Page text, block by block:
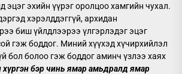
эцэг эхийн үүрэг оролцоо хамгийн чухал.
хэрэлддэггүй, архидан
биш үйлдлээрээ үлгэрлэдэг эцэг
гэж боддог. Миний хүүхэд хүчирхийлэл
бол болоо гэж боддог аминч үзлээ хаях
хүргэн бэр чинь ямар амьдралд ямар